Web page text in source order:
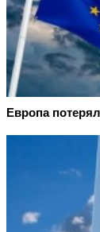
Европа